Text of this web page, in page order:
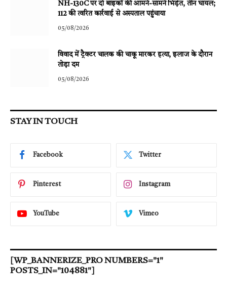
NH-130C पर दो बाइकों की आमने-सामने भिड़ंत, तीन घायल;
112 की त्वरित कार्रवाई से अस्पताल पहुंचाया
05/08/2026
विवाद में ट्रैक्टर चालक की चाकू मारकर हत्या, इलाज के दौरान
तोड़ा दम
05/08/2026
STAY IN TOUCH
Facebook Twitter
Pinterest Instagram
YouTube Vimeo
[WP_BANNERIZE_PRO NUMBERS="1"
POSTS_IN="104881"]